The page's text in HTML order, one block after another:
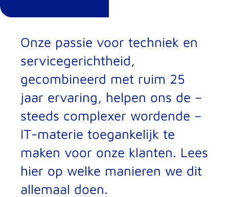
Onze passie voor techniek en
servicegerichtheid,
gecombineerd met ruim 25
jaar ervaring, helpen ons de –
steeds complexer wordende –
IT-materie toegankelijk te
maken voor onze klanten. Lees
hier op welke manieren we dit
allemaal doen.